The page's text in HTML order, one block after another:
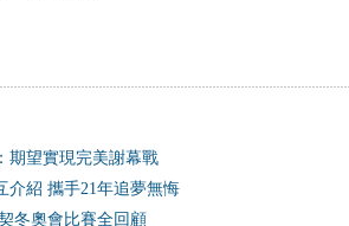
期望實現完美謝幕戰
介紹 攜手21年追夢無悔
冬奧會比賽全回顧